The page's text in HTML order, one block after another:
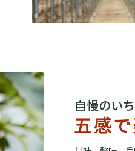
自慢のい